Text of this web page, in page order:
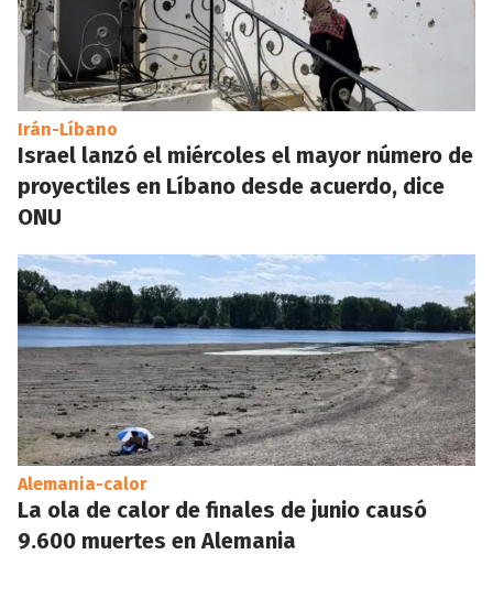
Irán-Líbano
Israel lanzó el miércoles el mayor número de
proyectiles en Líbano desde acuerdo, dice
ONU
Alemania-calor
La ola de calor de finales de junio causó
9.600 muertes en Alemania